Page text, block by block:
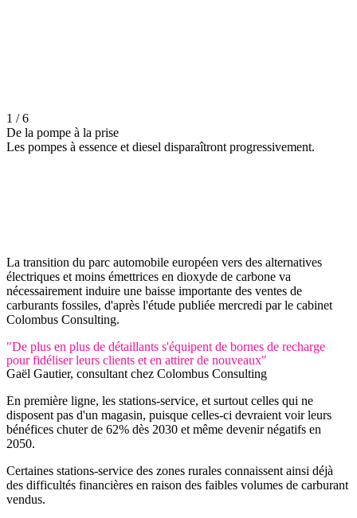
1 / 6
De la pompe à la prise
Les pompes à essence et diesel disparaîtront progressivement.
La transition du parc automobile européen vers des alternatives
électriques et moins émettrices en dioxyde de carbone va
nécessairement induire une baisse importante des ventes de
carburants fossiles, d'après l'étude publiée mercredi par le cabinet
Colombus Consulting.
"De plus en plus de détaillants s'équipent de bornes de recharge
pour fidéliser leurs clients et en attirer de nouveaux"
Gaël Gautier, consultant chez Colombus Consulting
En première ligne, les stations-service, et surtout celles qui ne
disposent pas d'un magasin, puisque celles-ci devraient voir leurs
bénéfices chuter de 62% dès 2030 et même devenir négatifs en
2050.
Certaines stations-service des zones rurales connaissent ainsi déjà
des difficultés financières en raison des faibles volumes de carburant
vendus.